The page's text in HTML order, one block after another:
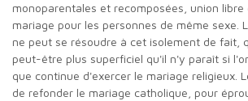
monoparentales et recomposées, union
mariage pour les personnes de même sexe.
ne peut se résoudre à cet isolement de fait,
peut-être plus superficiel qu'il n'y paraît si
que continue d'exercer le mariage religieux.
de refonder le mariage catholique, pour